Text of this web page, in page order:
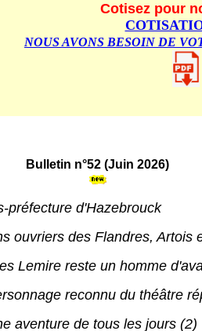
Cotisez pour
NOUS AVONS BESOIN DE
Bulletin n°52 (Juin 2026)
préfecture d'Hazebrouck
ouvriers des Flandres, Artois
Lemire reste un homme
reconnu du théâtre
aventure de tous les jours (2)